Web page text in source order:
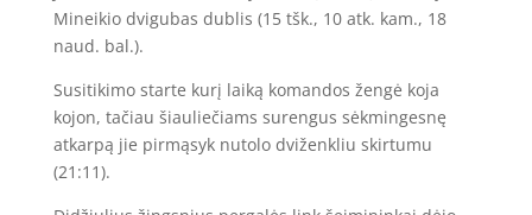
Mineikio dvigubas dublis (15 tšk., 10 atk. kam., 18
naud. bal.).
Susitikimo starte kurį laiką komandos žengė koja
kojon, tačiau šiauliečiams surengus sėkmingesnę
atkarpą jie pirmąsyk nutolo dviženkliu skirtumu
(21:11).